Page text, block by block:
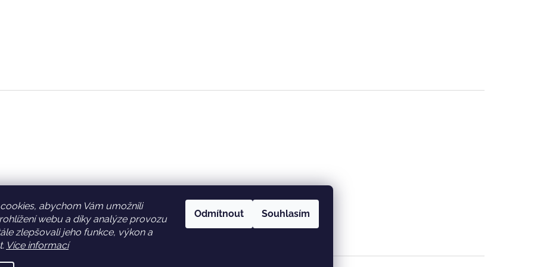
abychom Vám umožnili
webu a díky analýze provozu
zlepšovali jeho funkce, výkon a
Více informací
Odmítnout Souhlasím
Facebook Věrnostní slevy